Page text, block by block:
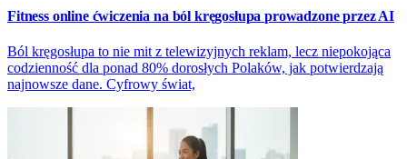
Fitness online ćwiczenia na ból kręgosłupa prowadzone przez AI
Ból kręgosłupa to nie mit z telewizyjnych reklam, lecz niepokojąca
codzienność dla ponad 80% dorosłych Polaków, jak potwierdzają
najnowsze dane. Cyfrowy świat,